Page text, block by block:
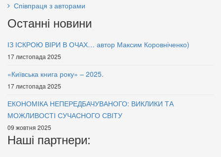
Співпраця з авторами
Останні новини
ІЗ ІСКРОЮ ВІРИ В ОЧАХ… автор Максим Коровніченко)
17 листопада 2025
«Київська книга року» – 2025.
17 листопада 2025
ЕКОНОМІКА НЕПЕРЕДБАЧУВАНОГО: ВИКЛИКИ ТА
МОЖЛИВОСТІ СУЧАСНОГО СВІТУ
09 жовтня 2025
Наші партнери: